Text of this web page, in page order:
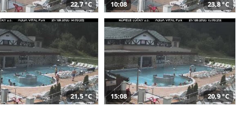
22,7 °C 10:08 23,8 °C
21,5 °C 15:08 20,9 °C